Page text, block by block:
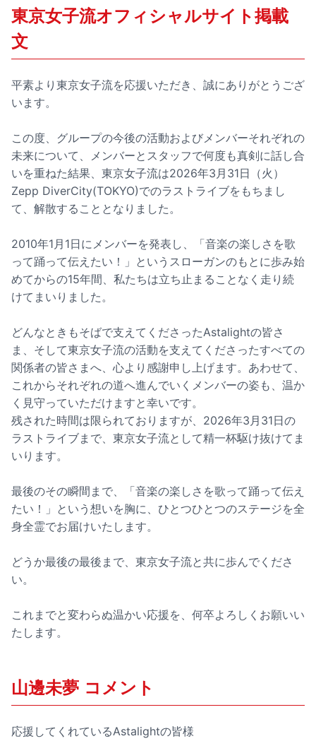
東京女子流オフィシャルサイト掲載
文
平素より東京女子流を応援いただき、誠にありがとうござ
います。
この度、グループの今後の活動およびメンバーそれぞれの
未来について、メンバーとスタッフで何度も真剣に話し合
いを重ねた結果、東京女子流は2026年3月31日（火）
Zepp DiverCity(TOKYO)でのラストライブをもちまし
て、解散することとなりました。
2010年1月1日にメンバーを発表し、「音楽の楽しさを歌
って踊って伝えたい！」というスローガンのもとに歩み始
めてからの15年間、私たちは立ち止まることなく走り続
けてまいりました。
どんなときもそばで支えてくださったAstalightの皆さ
ま、そして東京女子流の活動を支えてくださったすべての
関係者の皆さまへ、心より感謝申し上げます。あわせて、
これからそれぞれの道へ進んでいくメンバーの姿も、温か
く見守っていただけますと幸いです。
残された時間は限られておりますが、2026年3月31日の
ラストライブまで、東京女子流として精一杯駆け抜けてま
いります。
最後のその瞬間まで、「音楽の楽しさを歌って踊って伝え
たい！」という想いを胸に、ひとつひとつのステージを全
身全霊でお届けいたします。
どうか最後の最後まで、東京女子流と共に歩んでくださ
い。
これまでと変わらぬ温かい応援を、何卒よろしくお願いい
たします。
山邊未夢 コメント
応援してくれているAstalightの皆様